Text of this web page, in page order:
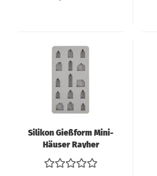
Silikon Gießform Mini-
Häuser Rayher